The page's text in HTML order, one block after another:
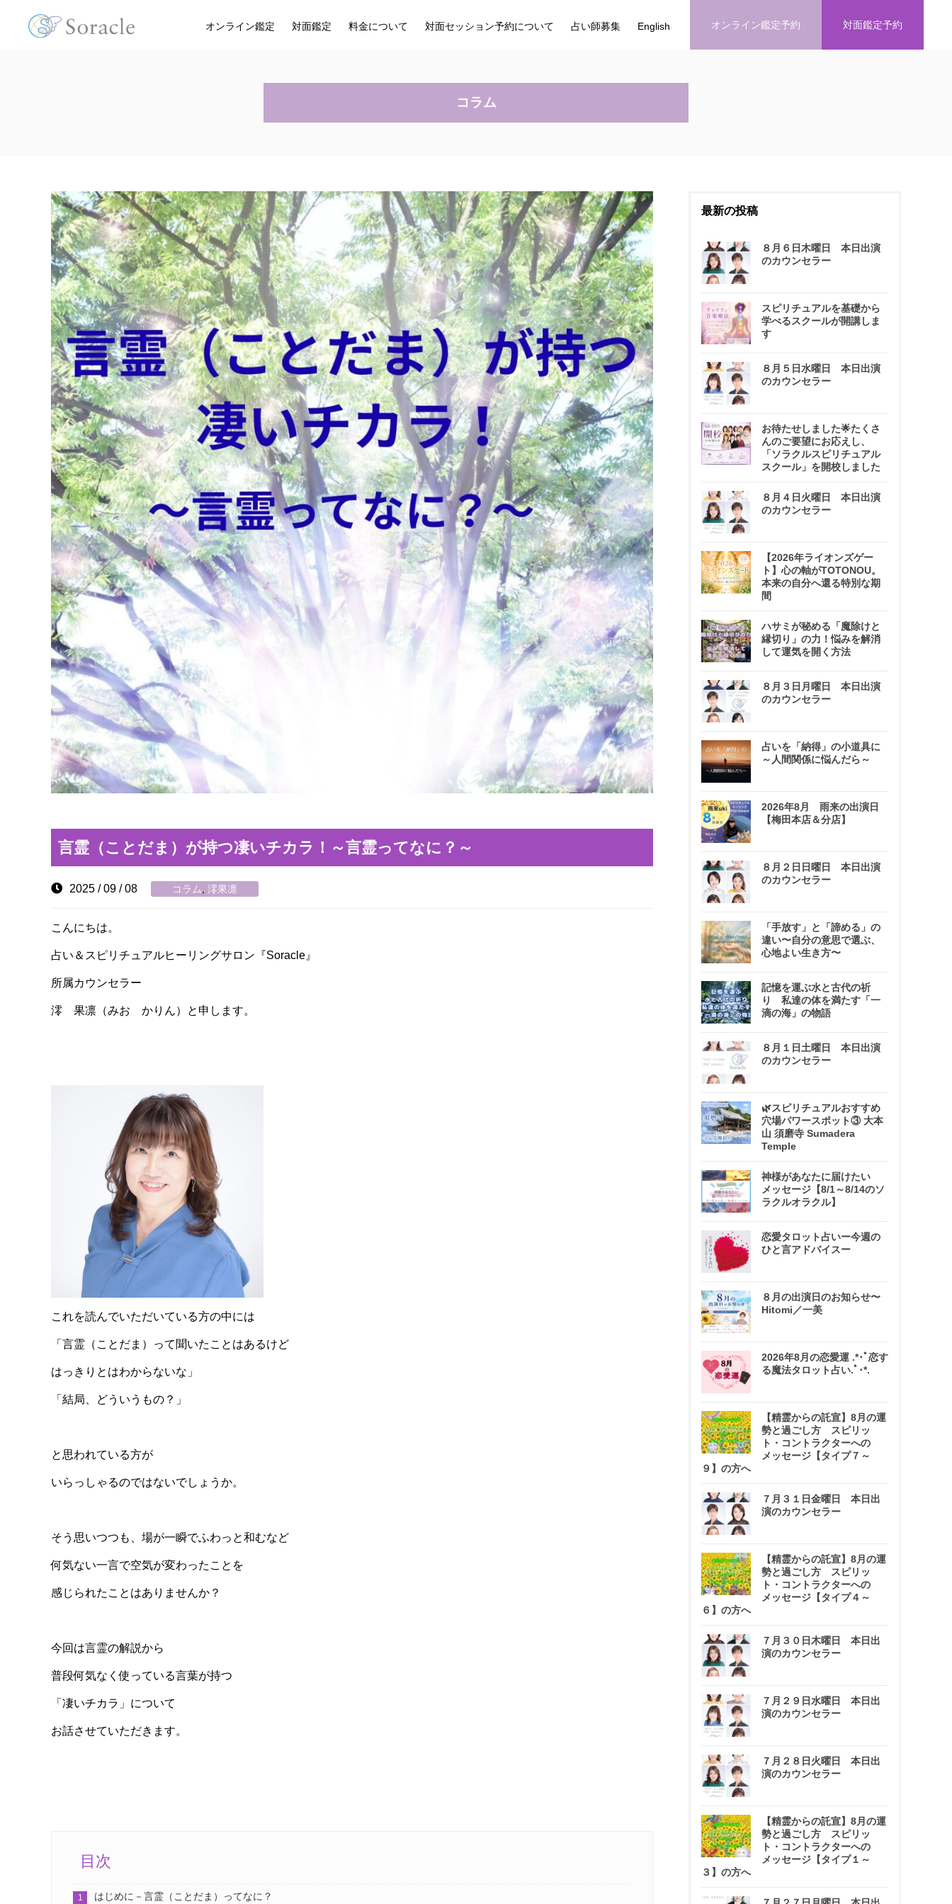
オンライン鑑定 対面鑑定 料金について 対面セッション予約について 占い師募集 English オンライン鑑定予約 対面鑑定予約
コラム
言霊（ことだま）が持つ凄いチカラ！～言霊ってなに？～
2025 / 09 / 08 コラム 澪果凛
こんにちは。
占い＆スピリチュアルヒーリングサロン『Soracle』
所属カウンセラー
澪 果凛（みお かりん）と申します。
これを読んでいただいている方の中には
「言霊（ことだま）って聞いたことはあるけど
はっきりとはわからないな」
「結局、どういうもの？」
と思われている方が
いらっしゃるのではないでしょうか。
そう思いつつも、場が一瞬でふわっと和むなど
何気ない一言で空気が変わったことを
感じられたことはありませんか？
今回は言霊の解説から
普段何気なく使っている言葉が持つ
「凄いチカラ」について
お話させていただきます。
目次
はじめに－言霊（ことだま）ってなに？
最新の投稿
８月６日木曜日 本日出演
のカウンセラー
スピリチュアルを基礎から
学べるスクールが開講しま
す
８月５日水曜日 本日出演
のカウンセラー
お待たせしました🌟たくさ
んのご要望にお応えし、
「ソラクルスピリチュアル
スクール」を開校しました
８月４日火曜日 本日出演
のカウンセラー
【2026年ライオンズゲー
ト】心の軸がTOTONOU。
本来の自分へ還る特別な期
間
ハサミが秘める「魔除けと
縁切り」の力！悩みを解消
して運気を開く方法
８月３日月曜日 本日出演
のカウンセラー
占いを「納得」の小道具に
～人間関係に悩んだら～
2026年8月 雨来の出演日
【梅田本店＆分店】
８月２日日曜日 本日出演
のカウンセラー
「手放す」と「諦める」の
違い〜自分の意思で選ぶ、
心地よい生き方〜
記憶を運ぶ水と古代の祈
り 私達の体を満たす「一
滴の海」の物語
８月１日土曜日 本日出演
のカウンセラー
🌿スピリチュアルおすすめ
穴場パワースポット③ 大本
山 須磨寺 Sumadera
Temple
神様があなたに届けたい
メッセージ【8/1～8/14のソ
ラクルオラクル】
恋愛タロット占いー今週の
ひと言アドバイスー
８月の出演日のお知らせ〜
Hitomi／一美
2026年8月の恋愛運 .*･ﾟ恋す
る魔法タロット占い.ﾟ･*.
【精霊からの託宣】8月の運
勢と過ごし方 スピリッ
ト・コントラクターへの
メッセージ【タイプ７～
９】の方へ
７月３１日金曜日 本日出
演のカウンセラー
【精霊からの託宣】8月の運
勢と過ごし方 スピリッ
ト・コントラクターへの
メッセージ【タイプ４～
６】の方へ
７月３０日木曜日 本日出
演のカウンセラー
７月２９日水曜日 本日出
演のカウンセラー
７月２８日火曜日 本日出
演のカウンセラー
【精霊からの託宣】8月の運
勢と過ごし方 スピリッ
ト・コントラクターへの
メッセージ【タイプ１～
３】の方へ